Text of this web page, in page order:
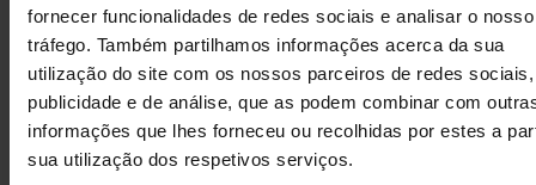
fornecer funcionalidades de redes sociais e analisar o nosso
tráfego. Também partilhamos informações acerca da sua
utilização do site com os nossos parceiros de redes
publicidade e de análise, que as podem combinar com
informações que lhes forneceu ou recolhidas por estes a
sua utilização dos respetivos serviços.
MANUAL DE INSTRUÇÕES
OUTRAS INFORMAÇÕES ÚTEIS